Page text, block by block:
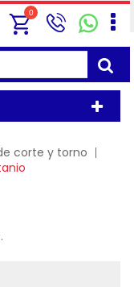
0
corte y torno